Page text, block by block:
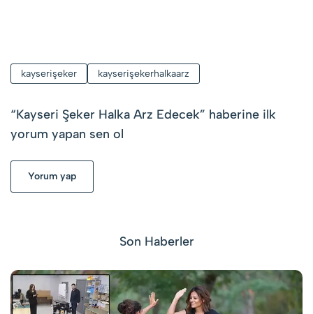
kayserişeker kayserişekerhalkaarz
“Kayseri Şeker Halka Arz Edecek” haberine ilk
yorum yapan sen ol
Yorum yap
Son Haberler